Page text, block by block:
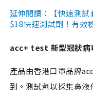
延伸閱讀：【快速測
$18快速測試劑！有
acc+ test 新型冠狀病
產品由香港口罩品牌
到。測試劑以採集鼻